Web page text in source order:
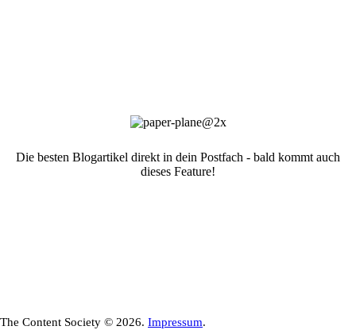
Die besten Blogartikel direkt in dein Postfach - bald kommt auch
dieses Feature!
The Content Society © 2026. Impressum.